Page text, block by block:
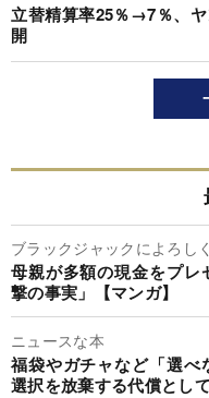
立替精算率25％→7％、
開
ブラックジャックによろしく
母親が多額の現金をプ
撃の事実」【マンガ】
ニュースな本
福袋やガチャなど「選べ
選択を放棄する代償とし